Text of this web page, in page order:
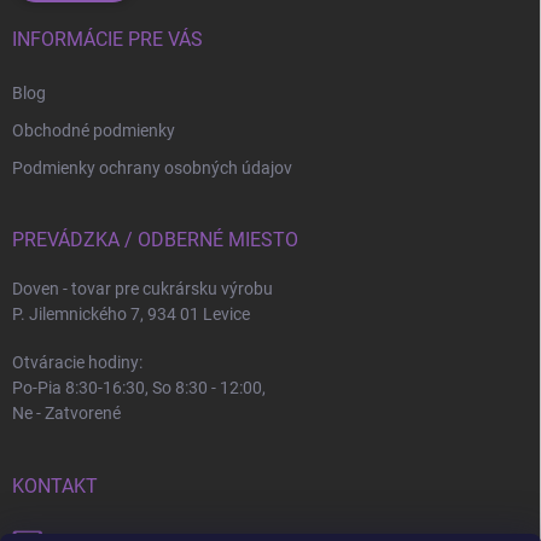
INFORMÁCIE PRE VÁS
Blog
Obchodné podmienky
Podmienky ochrany osobných údajov
PREVÁDZKA / ODBERNÉ MIESTO
Doven - tovar pre cukrársku výrobu
P. Jilemnického 7, 934 01 Levice
Otváracie hodiny:
Po-Pia 8:30-16:30, So 8:30 - 12:00,
Ne - Zatvorené
KONTAKT